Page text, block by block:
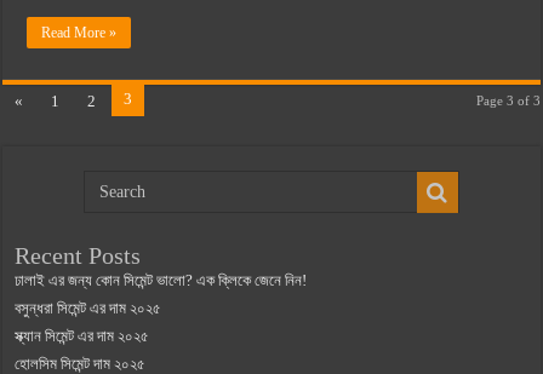
Read More »
Page 3 of 3
« 1 2 3
Recent Posts
ঢালাই এর জন্য কোন সিমেন্ট ভালো? এক ক্লিকে জেনে নিন!
বসুন্ধরা সিমেন্ট এর দাম ২০২৫
স্ক্যান সিমেন্ট এর দাম ২০২৫
হোলসিম সিমেন্ট দাম ২০২৫